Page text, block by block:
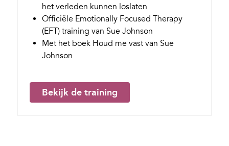
het verleden kunnen loslaten
Officiële Emotionally Focused Therapy
(EFT) training van Sue Johnson
Met het boek Houd me vast van Sue
Johnson
Bekijk de training